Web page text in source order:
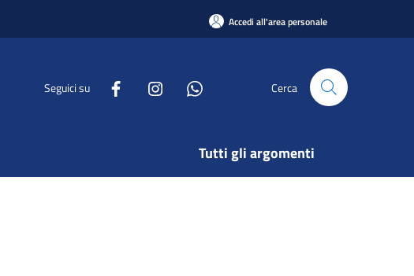
Accedi all'area personale
Seguici su Cerca
Tutti gli argomenti